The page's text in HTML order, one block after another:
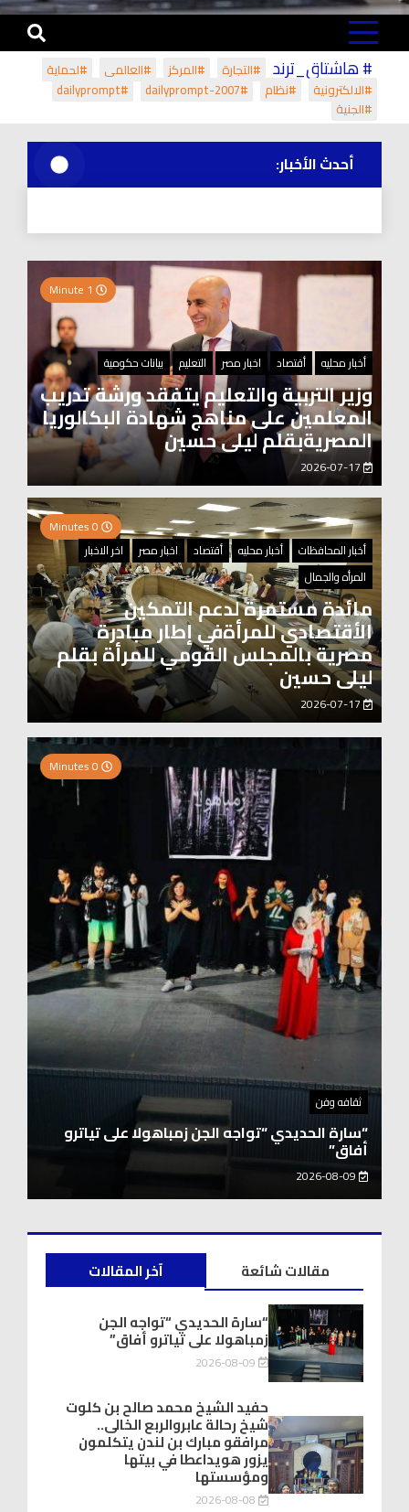
# هاشتاق_ترند #التجارة #المركز #العالمي
#لحماية
#الالكترونية
#نظام #dailyprompt-2007
#dailyprompt
#الجنية
أحدث الأخبار:
أخبار محليه أقتصاد اخبار مصر التعليم بيانات حكومية
وزير التربية والتعليم يتفقد ورشة تدريب
المعلمين على مناهج شهادة البكالوريا
المصريةبقلم ليلى حسين
أخبار المحافظات
أخبار محليه أقتصاد اخبار مصر
اخر الاخبار
المرأه والجمال
مائدة مستمرة لدعم التمكين
الأقتصادي للمرأةفي إطار مبادرة
مصرية بالمجلس القومي للمرأة بقلم
ليلى حسين
2026-07-17
توك شو
حفيد الشيخ محمد صالح بن كلوت شيخ رحالة
عابروالربع الخالى.. مرافقو مبارك بن لندن يتكلمون
يزور هويداعطا في بيتها ومؤسستها
آخر المقالات
مقالات شائعة
“سارة الحديدي “تواجه الجن
زمباهولا على تياترو أفاق”
2026-08-09
حفيد الشيخ محمد صالح بن كلوت
شيخ رحالة عابروالربع الخالى..
مرافقو مبارك بن لندن يتكلمون
يزور هويداعطا في بيتها
ومؤسستها
2026-08-08